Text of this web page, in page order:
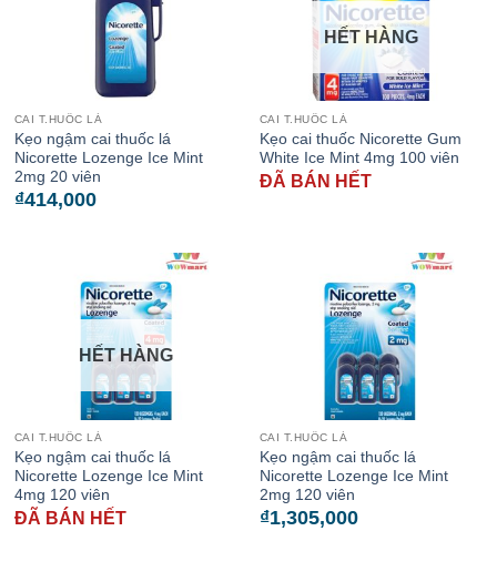
CAI T.HUỐC LÁ
Kẹo ngậm cai thuốc lá
Nicorette Lozenge Ice Mint
2mg 20 viên
₫414,000
HẾT HÀNG
CAI T.HUỐC LÁ
Kẹo cai thuốc Nicorette Gum
White Ice Mint 4mg 100 viên
ĐÃ BÁN HẾT
HẾT HÀNG
CAI T.HUỐC LÁ
Kẹo ngậm cai thuốc lá
Nicorette Lozenge Ice Mint
4mg 120 viên
ĐÃ BÁN HẾT
CAI T.HUỐC LÁ
Kẹo ngậm cai thuốc lá
Nicorette Lozenge Ice Mint
2mg 120 viên
₫1,305,000